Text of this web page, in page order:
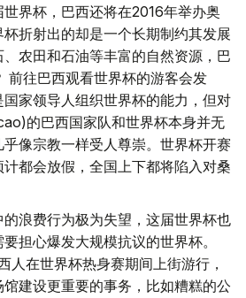
界杯，巴西还将在2016年举办奥
折射出的却是一个长期制约其发展
农田和石油等丰富的自然资源，巴
前往巴西观看世界杯的游客会发
家领导人组织世界杯的能力，但对
的巴西国家队和世界杯本身并无
像宗教一样受人尊崇。世界杯开赛
都会放假，全国上下都将陷入对桑
浪费行为极为失望，这届世界杯也
担心爆发大规模抗议的世界杯。
人在世界杯热身赛期间上街游行，
建设更重要的事务，比如糟糕的公